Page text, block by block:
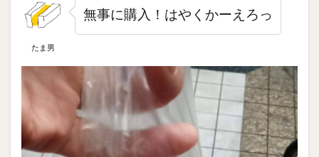
たま男
無事に購入！はやくかーえろっ